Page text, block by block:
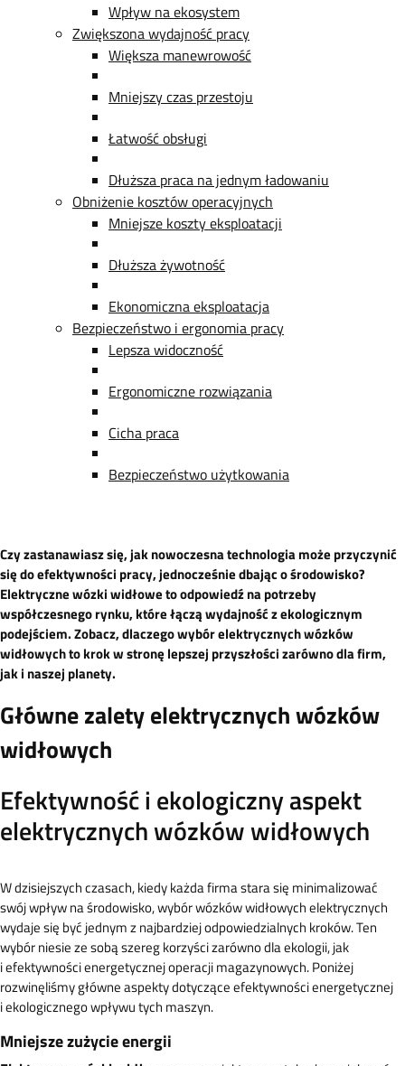
Wpływ na ekosystem
Zwiększona wydajność pracy
Większa manewrowość
Mniejszy czas przestoju
Łatwość obsługi
Dłuższa praca na jednym ładowaniu
Obniżenie kosztów operacyjnych
Mniejsze koszty eksploatacji
Dłuższa żywotność
Ekonomiczna eksploatacja
Bezpieczeństwo i ergonomia pracy
Lepsza widoczność
Ergonomiczne rozwiązania
Cicha praca
Bezpieczeństwo użytkowania
Czy zastanawiasz się, jak nowoczesna technologia może przyczynić
się do efektywności pracy, jednocześnie dbając o środowisko?
Elektryczne wózki widłowe to odpowiedź na potrzeby
współczesnego rynku, które łączą wydajność z ekologicznym
podejściem. Zobacz, dlaczego wybór elektrycznych wózków
widłowych to krok w stronę lepszej przyszłości zarówno dla firm,
jak i naszej planety.
Główne zalety elektrycznych wózków
widłowych
Efektywność i ekologiczny aspekt
elektrycznych wózków widłowych
W dzisiejszych czasach, kiedy każda firma stara się minimalizować
swój wpływ na środowisko, wybór wózków widłowych elektrycznych
wydaje się być jednym z najbardziej odpowiedzialnych kroków. Ten
wybór niesie ze sobą szereg korzyści zarówno dla ekologii, jak
i efektywności energetycznej operacji magazynowych. Poniżej
rozwinęliśmy główne aspekty dotyczące efektywności energetycznej
i ekologicznego wpływu tych maszyn.
Mniejsze zużycie energii